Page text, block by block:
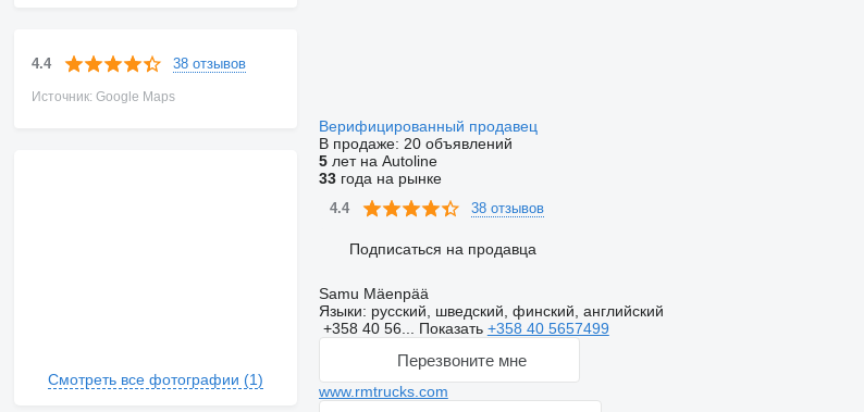
4.4 38 отзывов
Источник: Google Maps
Смотреть все фотографии (1)
Верифицированный продавец
В продаже: 20 объявлений
5лет на Autoline
33года на рынке
4.4 38 отзывов
Подписаться на продавца
Samu Mäenpää
Языки: русский, шведский, финский, английский
+358 40 56... Показать +358 40 5657499
Перезвоните мне
www.rmtrucks.com